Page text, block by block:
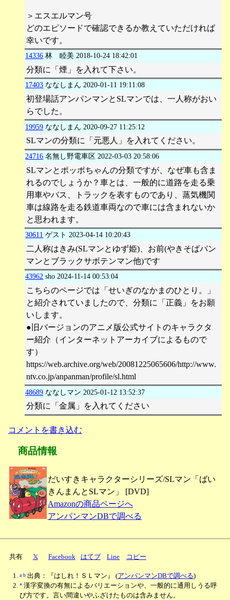
＞エスエルマン号
どのエピソードで確認できるか教えていただければ
幸いです。
14336 林 睦美 2018-10-24 18:42:01
分類に「煙」を入れて下さい。
17403 ななしまん 2020-01-11 19:11:08
初登場話アンパンマンとSLマンでは、一人称がおい
らでした。
19959 ななしまん 2020-09-27 11:25:12
SLマンの分類に「元悪人」を入れてください。
24716 名無し野電車区 2022-03-03 20:58:06
SLマンとポッポちゃんの分類ですが、なぜ車も含ま
れるのでしょうか？車とは、一般的に道路を走る乗
用車やバス、トラックを表すものであり、蒸気機関
車は線路を走る鉄道車両なので車には含まれないか
と思われます。
30611 ゲスト 2023-04-14 10:20:43
二人称はきみ(SLマンとゆず姫)、お前(やきそばパン
マンとブラックサボテンマン他)です
43962 sho 2024-11-14 00:53:04
こちらのページでは「せいぎのなかまのひとり。」
と紹介されていましたので、分類に「正義」をお願
いします。
●旧バージョンのアニメ版公式サイトのキャラクタ
ー紹介（インターネットアーカイブによるもので
す）
https://web.archive.org/web/20081225065606/http://www.
ntv.co.jp/anpanman/profile/sl.html
48689 ななしマン 2025-01-12 13:52:37
分類に「金属」を入れてください
コメントを書き込む
商品情報
だいすきキャラクターシリーズ/SLマン「ばい
きんまんとSLマン」 [DVD]
Amazonの商品ページへ
アンパンマンDBで調べる
共有 𝕏 Facebook はてブ Line コピー
a b 出典：『はしれ！ＳＬマン』(アンパンマンDBで調べる)
* 漢字変換の有無によるバリエーションや、一般的に通用しうる呼
び方です。言い間違いやふざけたものは含みません。